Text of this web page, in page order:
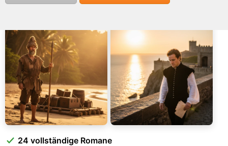
24 vollständige Romane